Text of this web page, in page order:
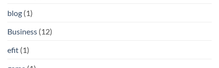
blog (1)
Business (12)
efit (1)